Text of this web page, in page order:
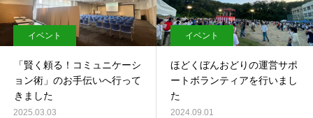
イベント
「賢く頼る！コミュニケーシ
ョン術」のお手伝いへ行って
きました
2025.03.03
イベント
ほどくぼんおどりの運営サポ
ートボランティアを行いまし
た
2024.09.01